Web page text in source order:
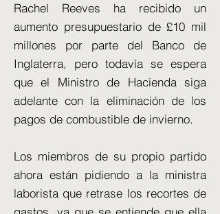
Rachel Reeves ha recibido un
aumento presupuestario de £10 mil
millones por parte del Banco de
Inglaterra, pero todavía se espera
que el Ministro de Hacienda siga
adelante con la eliminación de los
pagos de combustible de invierno.
Los miembros de su propio partido
ahora están pidiendo a la ministra
laborista que retrase los recortes de